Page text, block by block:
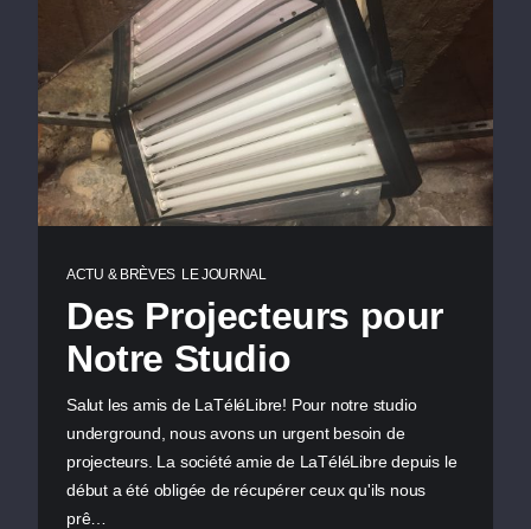
ACTU & BRÈVES LE JOURNAL
Des Projecteurs pour
Notre Studio
Salut les amis de LaTéléLibre! Pour notre studio
underground, nous avons un urgent besoin de
projecteurs. La société amie de LaTéléLibre depuis le
début a été obligée de récupérer ceux qu'ils nous
prê…